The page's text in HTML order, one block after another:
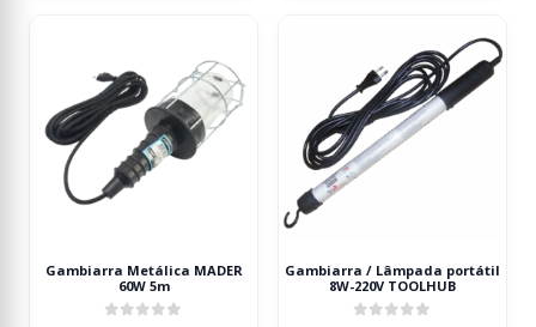
Gambiarra Metálica MADER
60W 5m
Gambiarra / Lâmpada portátil
8W-220V TOOLHUB